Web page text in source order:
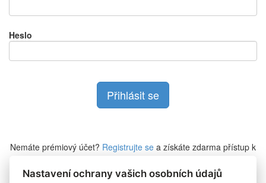
Heslo
Nemáte prémiový účet? Registrujte se a získáte zdarma přístup k
Nastavení ochrany vašich osobních údajů